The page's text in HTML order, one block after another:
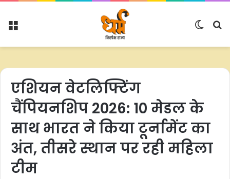
Menu
Switch
एशियन वेटलिफ्टिंग
चैंपियनशिप 2026: 10 मेडल के
साथ भारत ने किया टूर्नामेंट का
अंत, तीसरे स्थान पर रही महिला
टीम